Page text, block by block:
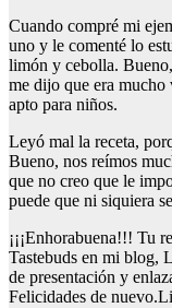
Cuando compré mi
uno y le comenté lo
limón y cebolla.
me dijo que era
apto para niños.
Leyó mal la receta,
Bueno, nos reímos
que no creo que le
puede que ni siquiera
¡¡¡Enhorabuena!!! Tu
Tastebuds en mi blog,
de presentación y
Felicidades de